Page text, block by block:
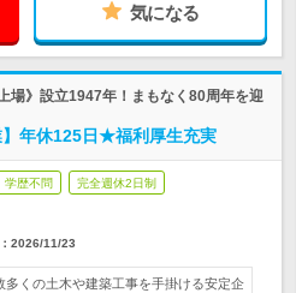
気になる
場》設立1947年！まもなく80周年を迎
】年休125日★福利厚生充実
学歴不問 完全週休2日制
2026/11/23
多くの土木や建築工事を手掛ける安定企